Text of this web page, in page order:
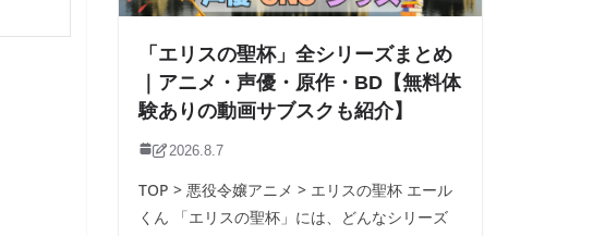
「エリスの聖杯」全シリーズまとめ
｜アニメ・声優・原作・BD【無料体
験ありの動画サブスクも紹介】
2026.8.7
TOP > 悪役令嬢アニメ > エリスの聖杯 エール
くん 「エリスの聖杯」には、どんなシリーズ